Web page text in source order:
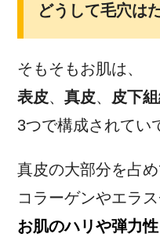
どうして毛穴は
そもそもお肌は、
表皮、真皮、 皮下
3つで構成されてい
真皮の大部分を占
コラーゲンやエラス
お肌のハリや弾力